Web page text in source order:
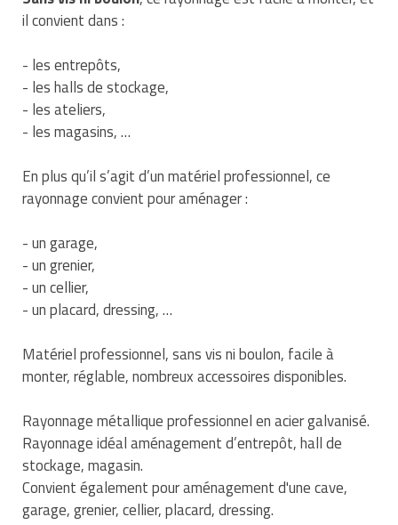
Ustensile cuisine professionnel
Vêtements personnalisés
Vitrines pour magasin
Traitement de l'air
Traitement des eaux
Trancheuse professionnelle
Transformateur électrique
Tubes et profilés
Tuyau galvanisé
Tuyau renforcé
Ventilateurs et aération d'atelier
Tapis de bureau
Tapis et caillebotis
Traitement des surfaces
Traitement du linge
Vestiaires et casiers
Equipements de football
Equipements de karting
Equipements pour patinage
Equipements pour roller
Equipements pour skateboard
sportif
Jeu gymnique
Loisirs
Matériel de fitness
Vêtement sportif
Pétrin professionnel
Piano de cuisson
Plats et plateaux
Pompes à sauce
Portes commandes restaurant
Réchaud professionnel
Réfrigérateur professionnel
Restauration foraine
Robinetterie professionnelle
Rôtisserie professionnelle
Sautause professionnelle
Table de cuisson professionnelle
il convient dans :
- les entrepôts,
- les halls de stockage,
- les ateliers,
- les magasins, …
En plus qu’il s’agit d’un matériel professionnel, ce
rayonnage convient pour aménager :
- un garage,
- un grenier,
- un cellier,
- un placard, dressing, …
Matériel professionnel, sans vis ni boulon, facile à
monter, réglable, nombreux accessoires disponibles.
Rayonnage métallique professionnel en acier galvanisé.
Rayonnage idéal aménagement d’entrepôt, hall de
stockage, magasin.
Convient également pour aménagement d'une cave,
garage, grenier, cellier, placard, dressing.